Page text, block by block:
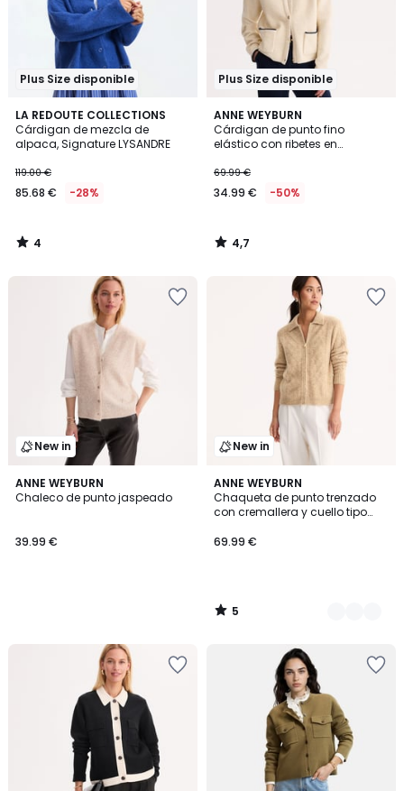
Plus Size disponible
LA REDOUTE COLLECTIONS
Cárdigan de mezcla de
alpaca, Signature LYSANDRE
119.00 €
85.68 € -28%
4
/
5
4
/
Plus Size disponible
ANNE WEYBURN
Cárdigan de punto fino
elástico con ribetes en
69.99 €
34.99 € -50%
4,7
/ 5
4,7
/
New in
ANNE WEYBURN
Chaleco de punto jaspeado
39.99 €
New in
ANNE WEYBURN
Chaqueta de punto trenzado
con cremallera y cuello tipo
69.99 €
5
/
5
2
Colores
5
/